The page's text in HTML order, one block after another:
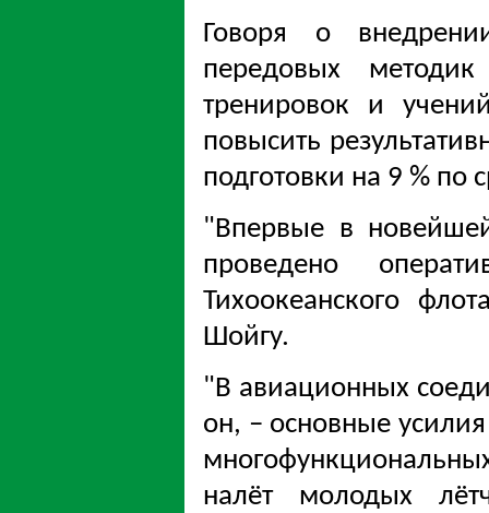
Говоря о
передовых
тренировок и
повысить
подготовки на 9 %
"Впервые в
проведено
Тихоокеанского
Шойгу.
"В авиационных
он, – основные
налёт молодых